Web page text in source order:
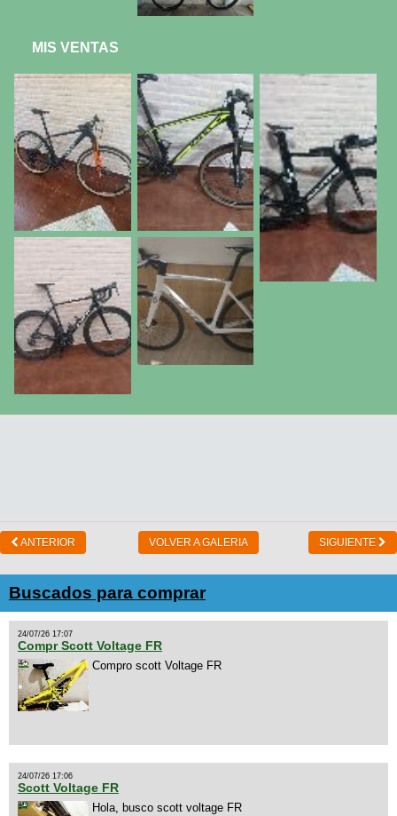
MIS VENTAS
ANTERIOR VOLVER A GALERIA SIGUIENTE
Buscados para comprar
24/07/26 17:07
Compr Scott Voltage FR
Compro scott Voltage FR
24/07/26 17:06
Scott Voltage FR
Hola, busco scott voltage FR